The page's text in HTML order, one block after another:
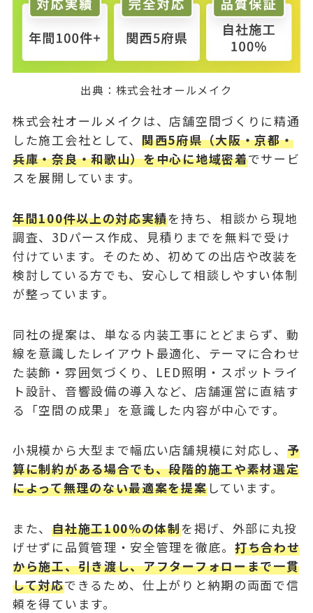
出典： 株式会社オールメイク
株式会社オールメイクは、店舗空間づくりに精通
した施工会社として、 関西5府県（大阪・京都・
兵庫・奈良・和歌山）を中心に地域密着でサービ
スを展開しています。
年間100件以上の対応実績を持ち、相談から現地
調査、3Dパース作成、見積りまでを無料で受け
付けています。そのため、初めての出店や改装を
検討している方でも、安心して相談しやすい体制
が整っています。
同社の提案は、単なる内装工事にとどまらず、動
線を意識したレイアウト最適化、テーマに合わせ
た装飾・雰囲気づくり、LED照明・スポットライ
ト設計、音響設備の導入など、店舗運営に直結す
る「空間の成果」を意識した内容が中心です。
小規模から大型まで幅広い店舗規模に対応し、 予
算に制約がある場合でも、段階的施工や素材選定
によって無理のない最適案を提案しています。
また、自社施工100％の体制を掲げ、外部に丸投
げせずに品質管理・安全管理を徹底。 打ち合わせ
から施工、引き渡し、アフターフォローまで一貫
して対応できるため、仕上がりと納期の両面で信
頼を得ています。